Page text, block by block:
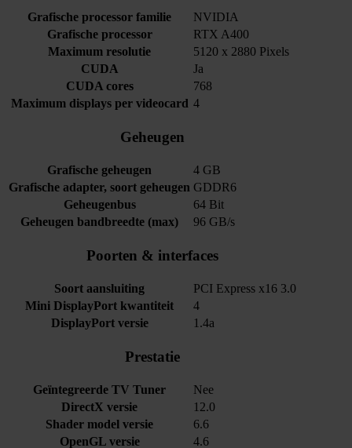
Grafische processor familie
NVIDIA
Grafische processor
RTX A400
Maximum resolutie
5120 x 2880 Pixels
CUDA
Ja
CUDA cores
768
Maximum displays per videocard 4
Geheugen
Grafische geheugen
4 GB
Grafische adapter, soort geheugen GDDR6
Geheugenbus
64 Bit
Geheugen bandbreedte (max)
96 GB/s
Poorten & interfaces
Soort aansluiting
PCI Express x16 3.0
Mini DisplayPort kwantiteit
4
DisplayPort versie
1.4a
Prestatie
Geïntegreerde TV Tuner
Nee
DirectX versie
12.0
Shader model versie
6.6
OpenGL versie
4.6